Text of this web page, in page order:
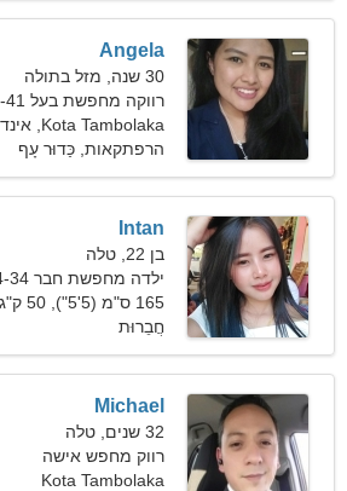
Angela
30 שנה, מזל בתולה
רווקה מחפשת בעל 32-41
Kota Tambolaka, אינדונזיה
הרפתקאות, כַּדוּר עָף
Intan
בן 22, טלה
ילדה מחפשת חבר 24-34
פאונד)
חֲבֵרוּת
Michael
32 שנים, טלה
רווק מחפש אישה
Kota Tambolaka